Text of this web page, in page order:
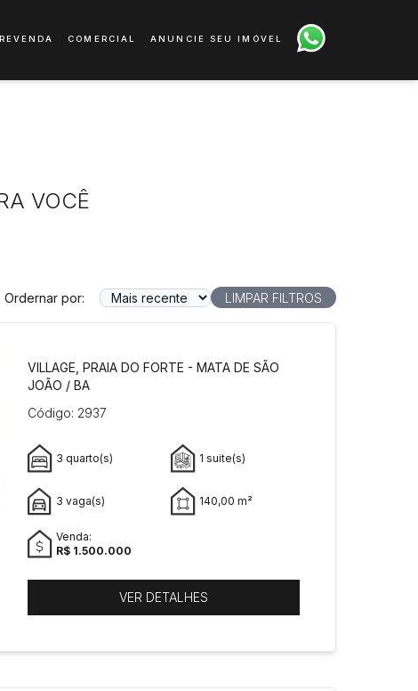
REVENDA COMERCIAL ANUNCIE SEU IMÓVEL
VOCÊ
Ordernar por: LIMPAR FILTROS
VILLAGE, PRAIA DO FORTE - MATA DE SÃO
JOÃO / BA
Código: 2937
3 quarto(s) 1 suite(s)
3 vaga(s) 140,00 m²
Venda:
R$ 1.500.000
VER DETALHES